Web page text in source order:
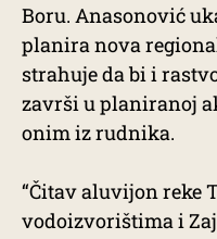
Boru. Anasonović
planira nova
strahuje da bi i
završi u planiranoj
onim iz rudnika.
“Čitav aluvijon reke
vodoizvorištima i